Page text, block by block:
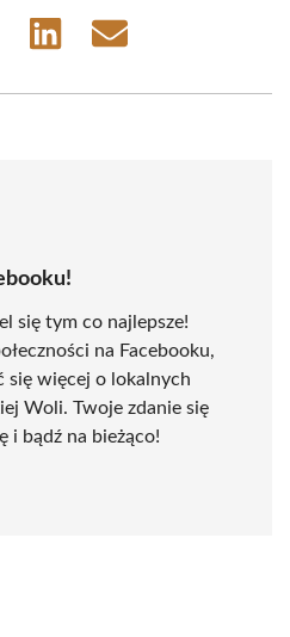
Share
Share
się tym co najlepsze!
na Facebooku,
się więcej o lokalnych
Woli. Twoje zdanie się
i bądź na bieżąco!